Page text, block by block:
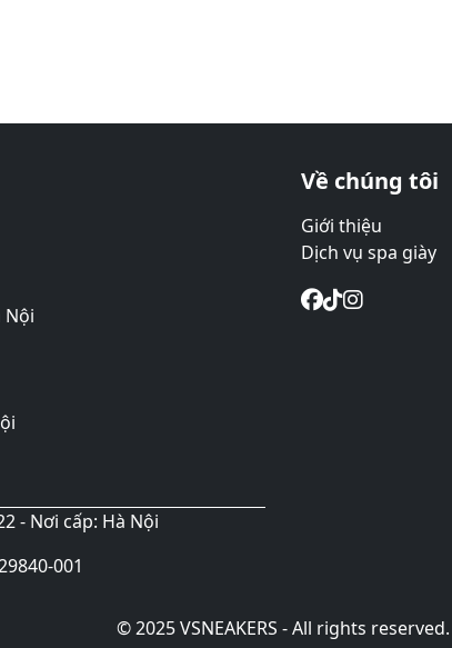
Nội
- Nơi cấp: Hà Nội
001
Về chúng tôi
Giới thiệu
Dịch vụ spa giày
© 2025 VSNEAKERS - All rights reserved.